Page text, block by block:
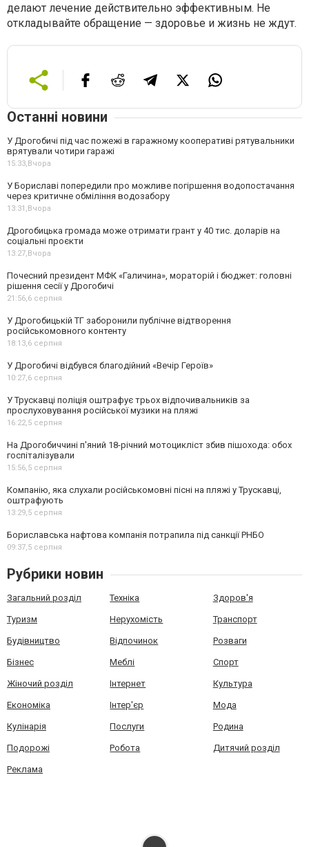
делают лечение действительно эффективным. Не
откладывайте обращение — здоровье и жизнь не ждут.
Останні новини
У Дрогобичі під час пожежі в гаражному кооперативі рятувальники
врятували чотири гаражі
15:33,Вчора
У Бориславі попередили про можливе погіршення водопостачання
через критичне обміління водозабору
13:31,Вчора
Дрогобицька громада може отримати грант у 40 тис. доларів на
соціальні проєкти
13:27,Вчора
Почесний президент МФК «Галичина», мораторій і бюджет: головні
рішення сесії у Дрогобичі
21:56,6 серпня
У Дрогобицькій ТГ заборонили публічне відтворення
російськомовного контенту
18:13,6 серпня
У Дрогобичі відбувся благодійний «Вечір Героїв»
10:27,6 серпня
У Трускавці поліція оштрафує трьох відпочивальників за
прослуховування російської музики на пляжі
16:22,5 серпня
На Дрогобиччині п'яний 18-річний мотоцикліст збив пішохода: обох
госпіталізували
15:56,5 серпня
Компанію, яка слухали російськомовні пісні на пляжі у Трускавці,
оштрафують
13:29,5 серпня
Бориславська нафтова компанія потрапила під санкції РНБО
09:37,5 серпня
Рубрики новин
Загальний розділ Техніка Здоров'я
Туризм Нерухомість Транспорт
Будівництво Відпочинок Розваги
Бізнес Меблі Спорт
Жіночий розділ Інтернет Культура
Економіка Інтер'єр Мода
Кулінарія Послуги Родина
Подорожі Робота Дитячий розділ
Реклама